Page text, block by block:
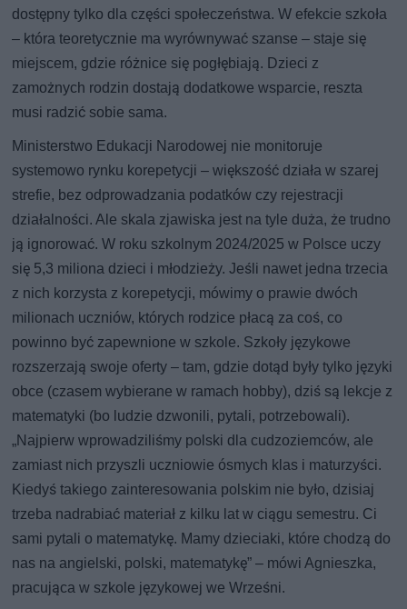
dostępny tylko dla części społeczeństwa. W efekcie szkoła
– która teoretycznie ma wyrównywać szanse – staje się
miejscem, gdzie różnice się pogłębiają. Dzieci z
zamożnych rodzin dostają dodatkowe wsparcie, reszta
musi radzić sobie sama.
Ministerstwo Edukacji Narodowej nie monitoruje
systemowo rynku korepetycji – większość działa w szarej
strefie, bez odprowadzania podatków czy rejestracji
działalności. Ale skala zjawiska jest na tyle duża, że trudno
ją ignorować. W roku szkolnym 2024/2025 w Polsce uczy
się 5,3 miliona dzieci i młodzieży. Jeśli nawet jedna trzecia
z nich korzysta z korepetycji, mówimy o prawie dwóch
milionach uczniów, których rodzice płacą za coś, co
powinno być zapewnione w szkole. Szkoły językowe
rozszerzają swoje oferty – tam, gdzie dotąd były tylko języki
obce (czasem wybierane w ramach hobby), dziś są lekcje z
matematyki (bo ludzie dzwonili, pytali, potrzebowali).
„Najpierw wprowadziliśmy polski dla cudzoziemców, ale
zamiast nich przyszli uczniowie ósmych klas i maturzyści.
Kiedyś takiego zainteresowania polskim nie było, dzisiaj
trzeba nadrabiać materiał z kilku lat w ciągu semestru. Ci
sami pytali o matematykę. Mamy dzieciaki, które chodzą do
nas na angielski, polski, matematykę” – mówi Agnieszka,
pracująca w szkole językowej we Wrześni.